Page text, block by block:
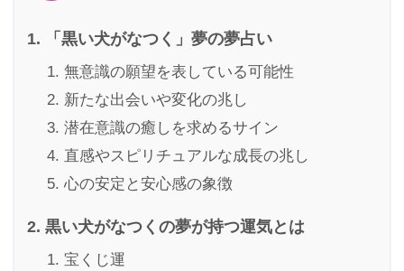
「黒い犬がなつく」夢の夢占い
無意識の願望を表している可能性
新たな出会いや変化の兆し
潜在意識の癒しを求めるサイン
直感やスピリチュアルな成長の兆し
心の安定と安心感の象徴
黒い犬がなつくの夢が持つ運気とは
宝くじ運